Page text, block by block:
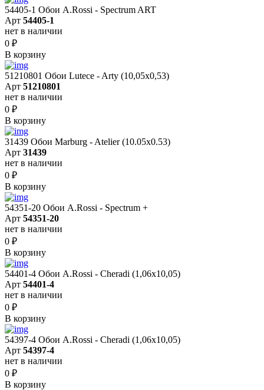
54405-1 Обои A.Rossi - Spectrum ART
Арт 54405-1
нет в наличии
0 ₽
В корзину
51210801 Обои Lutece - Arty (10,05x0,53)
Арт 51210801
нет в наличии
0 ₽
В корзину
31439 Обои Marburg - Atelier (10.05х0.53)
Арт 31439
нет в наличии
0 ₽
В корзину
54351-20 Обои A.Rossi - Spectrum +
Арт 54351-20
нет в наличии
0 ₽
В корзину
54401-4 Обои A.Rossi - Cheradi (1,06x10,05)
Арт 54401-4
нет в наличии
0 ₽
В корзину
54397-4 Обои A.Rossi - Cheradi (1,06x10,05)
Арт 54397-4
нет в наличии
0 ₽
В корзину